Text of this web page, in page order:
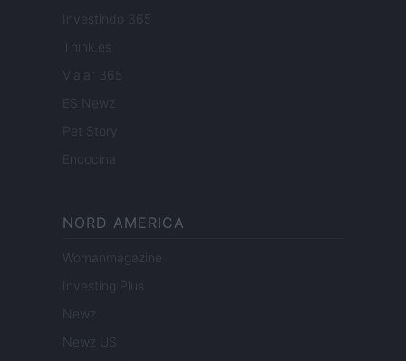
Investindo 365
Think.es
Viajar 365
ES Newz
Pet Story
Encocina
NORD AMERICA
Womanmagazine
Investing Plus
Newz
Newz US